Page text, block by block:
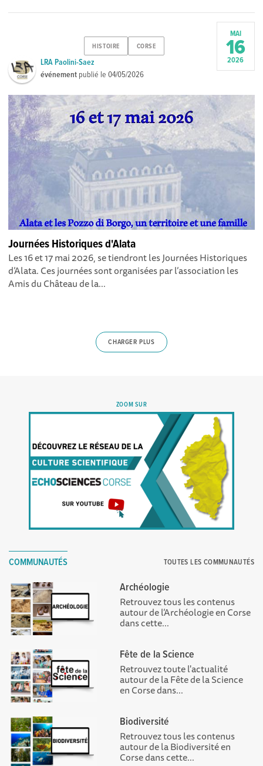
HISTOIRE CORSE
LRA Paolini-Saez
événement publié le04/05/2026
MAI
16
2026
Journées Historiques d'Alata
Les 16 et 17 mai 2026, se tiendront les Journées Historiques
d’Alata. Ces journées sont organisées par l’association les
Amis du Château de la...
CHARGER PLUS
ZOOM SUR
COMMUNAUTÉS TOUTES LES COMMUNAUTÉS
Archéologie
Retrouvez tous les contenus
autour de l’Archéologie en Corse
dans cette...
Fête de la Science
Retrouvez toute l'actualité
autour de la Fête de la Science
en Corse dans...
Biodiversité
Retrouvez tous les contenus
autour de la Biodiversité en
Corse dans cette...